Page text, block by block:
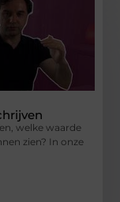
welke waarde
zien? In onze